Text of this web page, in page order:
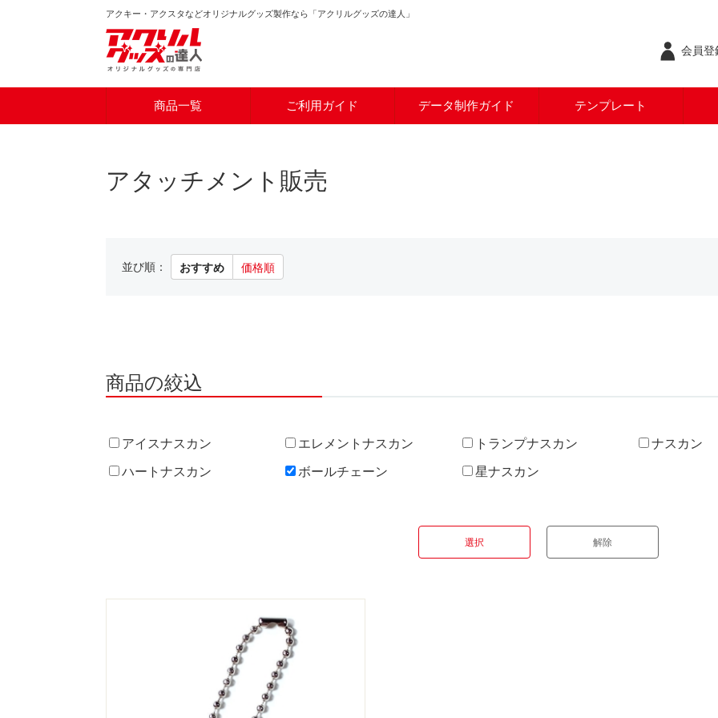
アクキー・アクスタなどオリジナルグッズ製作なら「アクリルグッズの達人」
会員登
商品一覧 ご利用ガイド データ制作ガイド テンプレート
アタッチメント販売
並び順： おすすめ 価格順
商品の絞込
アイスナスカン エレメントナスカン トランプナスカン ナスカン
ハートナスカン ボールチェーン 星ナスカン